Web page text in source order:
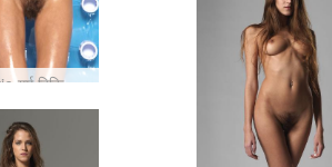
Silvie गर्म बिकिनी #85